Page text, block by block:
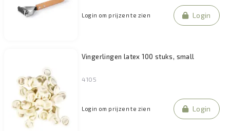
Login om prijzen te zien Login
Vingerlingen latex 100 stuks, small
4105
Login om prijzen te zien Login